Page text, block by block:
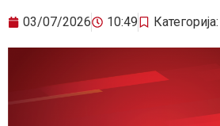
03/07/2026 10:49 Категорија: